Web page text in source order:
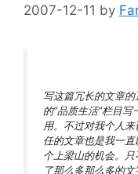
2007-12-11 by
写这篇冗长的文章
的“品质生活”栏目
用。不过对我个人
任的文章也是我一
个上梁山的机会。
了那么多那么多的